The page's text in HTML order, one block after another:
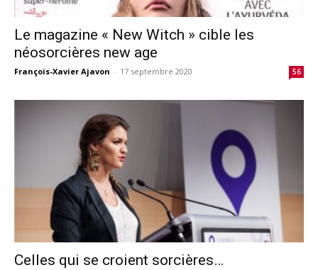
Le magazine « New Witch » cible les
néosorcières new age
François-Xavier Ajavon - 17 septembre 2020 56
Celles qui se croient sorcières…